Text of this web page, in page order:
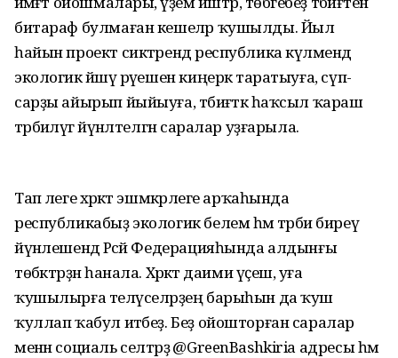
битараф булмаған кешеләр ҡушылды. Йыл
һайын проект сиктәрендә республика күләмендә
экологик йәшәү рәүешен киңерәк таратыуға, сүп-
сарҙы айырып йыйыуға, тәбиғәткә һаҡсыл ҡараш
тәрбиәләүгә йүнәлтелгән саралар уҙғарыла.
Тап әлеге хәрәкәт эшмәкәрлеге арҡаһында
республикабыҙ экологик белем һәм тәрбиә биреү
йүнәлешендә Рәсәй Федерацияһында алдынғы
төбәктәрҙән һанала. Хәрәкәт даими үҫешә, уға
ҡушылырға теләүселәрҙең барыһын да ҡуш
ҡуллап ҡабул итәбеҙ. Беҙ ойошторған саралар
менән социаль селтәрҙә @GreenBashkiria адресы һәм